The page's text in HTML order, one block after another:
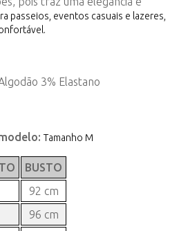
passeios, eventos casuais e lazeres,
3% Elastano
Tamanho M
BUSTO
92 cm
96 cm